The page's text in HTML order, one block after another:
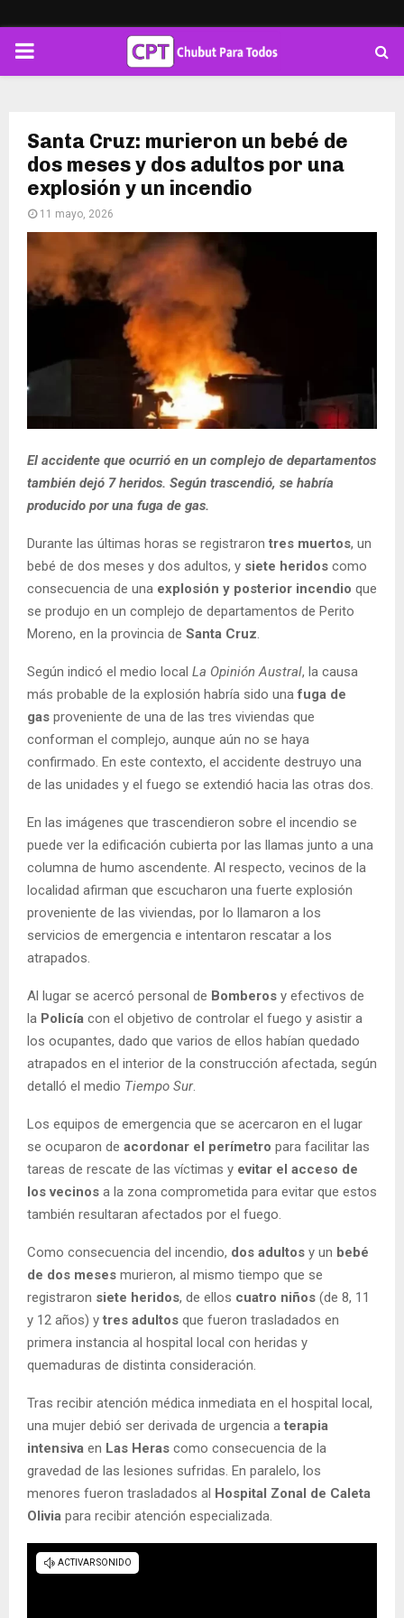
PRIMARY
Santa Cruz: murieron un bebé de
dos meses y dos adultos por una
explosión y un incendio
11 mayo, 2026
El accidente que ocurrió en un complejo de departamentos
también dejó 7 heridos. Según trascendió, se habría
producido por una fuga de gas.
Durante las últimas horas se registraron tres muertos, un
bebé de dos meses y dos adultos, y siete heridos como
consecuencia de una explosión y posterior incendio que
se produjo en un complejo de departamentos de Perito
Moreno, en la provincia de Santa Cruz.
Según indicó el medio local La Opinión Austral, la causa
más probable de la explosión habría sido unafuga de
gas proveniente de una de las tres viviendas que
conforman el complejo, aunque aún no se haya
confirmado. En este contexto, el accidente destruyo una
de las unidades y el fuego se extendió hacia las otras dos.
En las imágenes que trascendieron sobre el incendio se
puede ver la edificación cubierta por las llamas junto a una
columna de humo ascendente. Al respecto, vecinos de la
localidad afirman que escucharon una fuerte explosión
proveniente de las viviendas, por lo llamaron a los
servicios de emergencia e intentaron rescatar a los
atrapados.
Al lugar se acercó personal de Bomberos y efectivos de
la Policía con el objetivo de controlar el fuego y asistir a
los ocupantes, dado que varios de ellos habían quedado
atrapados en el interior de la construcción afectada, según
detalló el medio Tiempo Sur.
Los equipos de emergencia que se acercaron en el lugar
se ocuparon de acordonar el perímetro para facilitar las
tareas de rescate de las víctimas y evitar el acceso de
los vecinos a la zona comprometida para evitar que estos
también resultaran afectados por el fuego.
Como consecuencia del incendio, dos adultos y un bebé
de dos meses murieron, al mismo tiempo que se
registraron siete heridos, de ellos cuatro niños (de 8, 11
y 12 años) y tres adultos que fueron trasladados en
primera instancia al hospital local con heridas y
quemaduras de distinta consideración.
Tras recibir atención médica inmediata en el hospital local,
una mujer debió ser derivada de urgencia a terapia
intensiva en Las Heras como consecuencia de la
gravedad de las lesiones sufridas. En paralelo, los
menores fueron trasladados al Hospital Zonal de Caleta
Olivia para recibir atención especializada.